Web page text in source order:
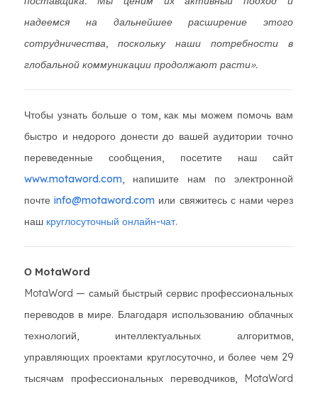
надеемся на дальнейшее расширение этого
сотрудничества, поскольку наши потребности в
глобальной коммуникации продолжают расти».
Чтобы узнать больше о том, как мы можем помочь вам
быстро и недорого донести до вашей аудитории точно
переведенные сообщения, посетите наш сайт
www.motaword.com, напишите нам по электронной
почтеinfo@motaword.com или свяжитесь с нами через
наш круглосуточный онлайн-чат.
О MotaWord
MotaWord — самый быстрый сервис профессиональных
переводов в мире. Благодаря использованию облачных
технологий, интеллектуальных алгоритмов,
управляющих проектами круглосуточно, и более чем 29
тысячам профессиональных переводчиков, MotaWord